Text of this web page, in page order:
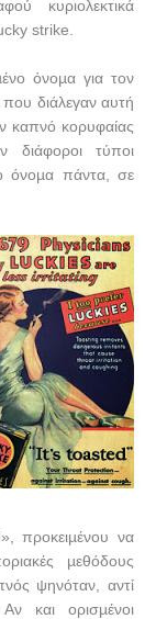
κυριολεκτικά
strike
όνοµα για τον
διάλεγαν αυτή
καπνό κορυφαίας
διάφοροι τύποι
όνοµα πάντα, σε
», προκειµένου να
µεθόδους
ψηνόταν, αντί
και ορισµένοι